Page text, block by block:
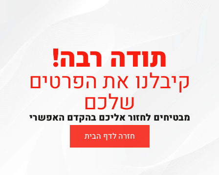
תודה רבה!
קיבלנו את הפרטים
שלכם
מבטיחים לחזור אליכם בהקדם האפשרי
חזרה לדף הבית